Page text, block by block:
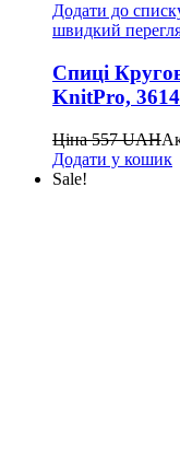
Додати до
швидкий
Спиці
KnitPro,
Ціна557UAH
Додати у кошик
Sale!